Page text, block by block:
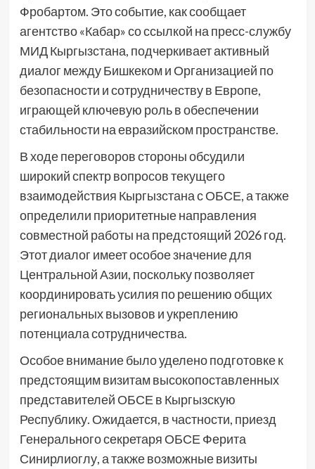
Фробартом. Это событие, как сообщает
агентство «Кабар» со ссылкой на пресс-службу
МИД Кыргызстана, подчеркивает активный
диалог между Бишкеком и Организацией по
безопасности и сотрудничеству в Европе,
играющей ключевую роль в обеспечении
стабильности на евразийском пространстве.
В ходе переговоров стороны обсудили
широкий спектр вопросов текущего
взаимодействия Кыргызстана с ОБСЕ, а также
определили приоритетные направления
совместной работы на предстоящий 2026 год.
Этот диалог имеет особое значение для
Центральной Азии, поскольку позволяет
координировать усилия по решению общих
региональных вызовов и укреплению
потенциала сотрудничества.
Особое внимание было уделено подготовке к
предстоящим визитам высокопоставленных
представителей ОБСЕ в Кыргызскую
Республику. Ожидается, в частности, приезд
Генерального секретаря ОБСЕ Ферита
Синирлиоглу, а также возможные визиты